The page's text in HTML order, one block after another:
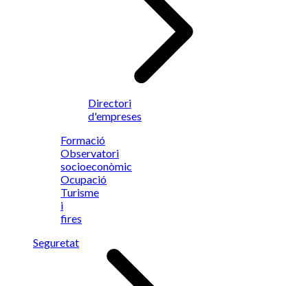
Directori
d'empreses
Formació
Observatori
socioeconòmic
Ocupació
Turisme
i
fires
Seguretat